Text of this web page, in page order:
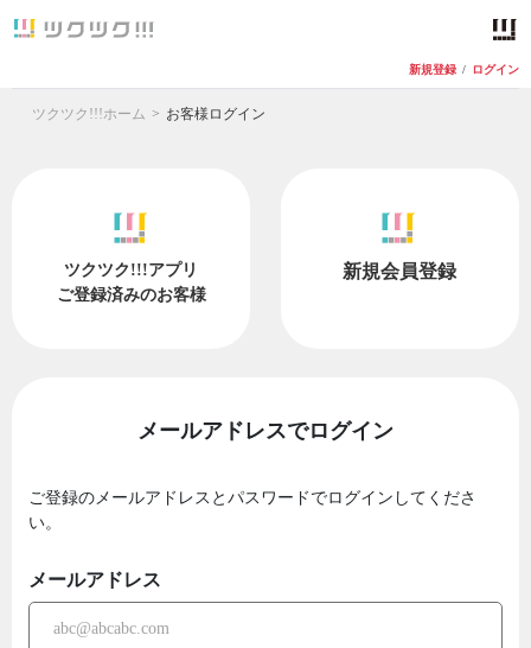
新規登録 / ログイン
ツクツク!!!ホーム お客様ログイン
ツクツク!!!アプリ
ご登録済みのお客様
新規会員登録
メールアドレスでログイン
ご登録のメールアドレスとパスワードでログインしてくださ
い。
メールアドレス